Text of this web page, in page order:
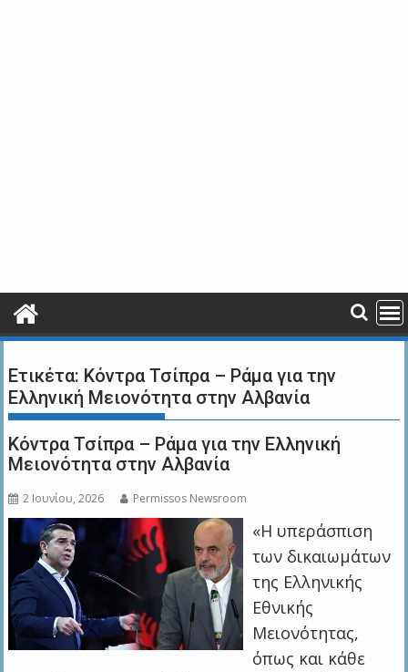
Ετικέτα: Κόντρα Τσίπρα – Ράμα για την
Ελληνική Μειονότητα στην Αλβανία
Κόντρα Τσίπρα – Ράμα για την Ελληνική
Μειονότητα στην Αλβανία
2 Ιουνίου, 2026 Permissos Newsroom
«Η υπεράσπιση
των δικαιωμάτων
της Ελληνικής
Εθνικής
Μειονότητας,
όπως και κάθε